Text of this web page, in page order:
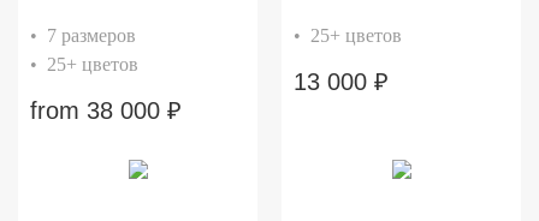
• 7 размеров
• 25+ цветов
from 38 000 ₽
• 25+ цветов
13 000 ₽